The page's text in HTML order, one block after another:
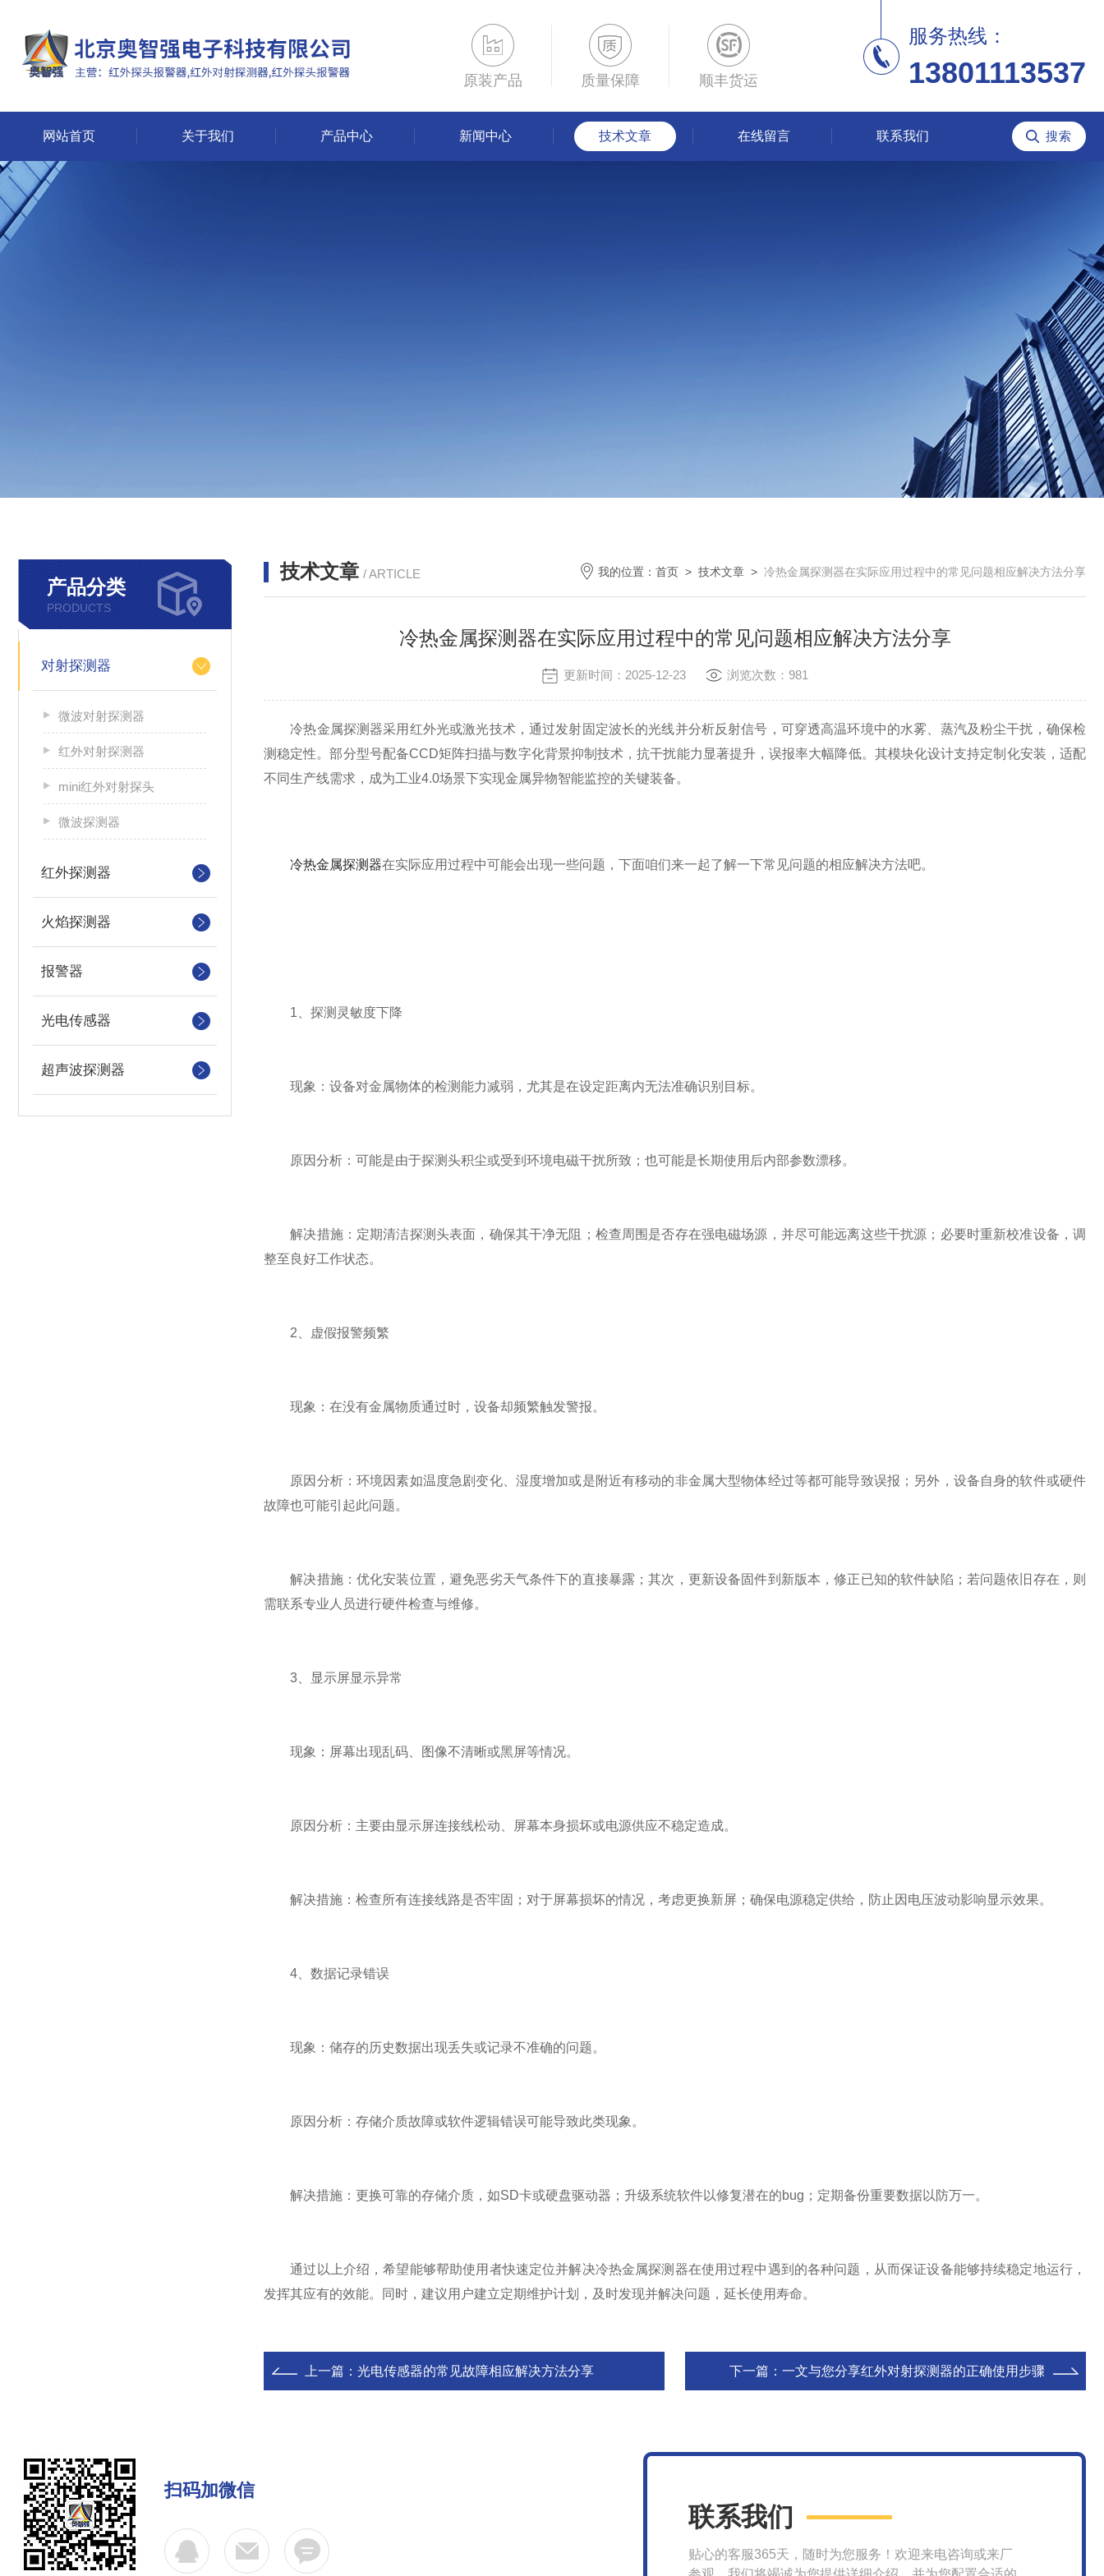
原装产品 质量保障 顺丰货运
服务热线：
13801113537
网站首页 关于我们 产品中心 新闻中心 技术文章 在线留言 联系我们
产品分类
PRODUCTS
对射探测器
微波对射探测器
红外对射探测器
mini红外对射探头
微波探测器
红外探测器
火焰探测器
报警器
光电传感器
超声波探测器
技术文章 / ARTICLE 我的位置： 首页 > 技术文章 > 冷热金属探测器在实际应用过程中的常见问题相应解决方法分享
冷热金属探测器在实际应用过程中的常见问题相应解决方法分享
更新时间：2025-12-23 浏览次数：981
冷热金属探测器采用红外光或激光技术，通过发射固定波长的光线并分析反射信号，可穿透高温环境中的水雾、蒸汽及粉尘干扰，确保检
测稳定性。部分型号配备CCD矩阵扫描与数字化背景抑制技术，抗干扰能力显著提升，误报率大幅降低。其模块化设计支持定制化安装，适配
不同生产线需求，成为工业4.0场景下实现金属异物智能监控的关键装备。
冷热金属探测器在实际应用过程中可能会出现一些问题，下面咱们来一起了解一下常见问题的相应解决方法吧。
1、探测灵敏度下降
现象：设备对金属物体的检测能力减弱，尤其是在设定距离内无法准确识别目标。
原因分析：可能是由于探测头积尘或受到环境电磁干扰所致；也可能是长期使用后内部参数漂移。
解决措施：定期清洁探测头表面，确保其干净无阻；检查周围是否存在强电磁场源，并尽可能远离这些干扰源；必要时重新校准设备，调
整至良好工作状态。
2、虚假报警频繁
现象：在没有金属物质通过时，设备却频繁触发警报。
原因分析：环境因素如温度急剧变化、湿度增加或是附近有移动的非金属大型物体经过等都可能导致误报；另外，设备自身的软件或硬件
故障也可能引起此问题。
解决措施：优化安装位置，避免恶劣天气条件下的直接暴露；其次，更新设备固件到新版本，修正已知的软件缺陷；若问题依旧存在，则
需联系专业人员进行硬件检查与维修。
3、显示屏显示异常
现象：屏幕出现乱码、图像不清晰或黑屏等情况。
原因分析：主要由显示屏连接线松动、屏幕本身损坏或电源供应不稳定造成。
解决措施：检查所有连接线路是否牢固；对于屏幕损坏的情况，考虑更换新屏；确保电源稳定供给，防止因电压波动影响显示效果。
4、数据记录错误
现象：储存的历史数据出现丢失或记录不准确的问题。
原因分析：存储介质故障或软件逻辑错误可能导致此类现象。
解决措施：更换可靠的存储介质，如SD卡或硬盘驱动器；升级系统软件以修复潜在的bug；定期备份重要数据以防万一。
通过以上介绍，希望能够帮助使用者快速定位并解决冷热金属探测器在使用过程中遇到的各种问题，从而保证设备能够持续稳定地运行，
发挥其应有的效能。同时，建议用户建立定期维护计划，及时发现并解决问题，延长使用寿命。
上一篇： 光电传感器的常见故障相应解决方法分享 下一篇： 一文与您分享红外对射探测器的正确使用步骤
扫码加微信
联系我们
贴心的客服365天，随时为您服务！欢迎来电咨询或来厂